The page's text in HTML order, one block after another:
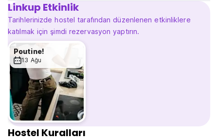
Lütfen asansörün bulunmadığı üç katta olduğumuzu
unutmayın. (Auto-translated from original language)
Linkup Etkinlik
Tarihlerinizde hostel tarafından düzenlenen etkinliklere
katılmak için şimdi rezervasyon yaptırın.
Poutine!
13 Ağu
Hostel Kuralları